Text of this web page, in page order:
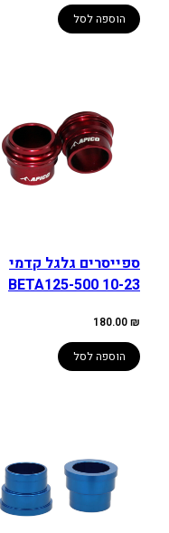
הוספה לסל
ספייסרים גלגל קדמי
BETA125-500 10-23
180.00₪
הוספה לסל